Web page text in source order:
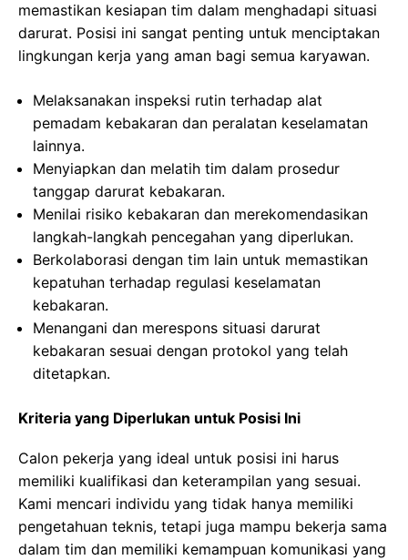
memastikan kesiapan tim dalam menghadapi situasi
darurat. Posisi ini sangat penting untuk menciptakan
lingkungan kerja yang aman bagi semua karyawan.
Melaksanakan inspeksi rutin terhadap alat
pemadam kebakaran dan peralatan keselamatan
lainnya.
Menyiapkan dan melatih tim dalam prosedur
tanggap darurat kebakaran.
Menilai risiko kebakaran dan merekomendasikan
langkah-langkah pencegahan yang diperlukan.
Berkolaborasi dengan tim lain untuk memastikan
kepatuhan terhadap regulasi keselamatan
kebakaran.
Menangani dan merespons situasi darurat
kebakaran sesuai dengan protokol yang telah
ditetapkan.
Kriteria yang Diperlukan untuk Posisi Ini
Calon pekerja yang ideal untuk posisi ini harus
memiliki kualifikasi dan keterampilan yang sesuai.
Kami mencari individu yang tidak hanya memiliki
pengetahuan teknis, tetapi juga mampu bekerja sama
dalam tim dan memiliki kemampuan komunikasi yang